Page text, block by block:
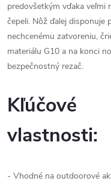
predovšetkým vďaka
čepeli. Nôž ďalej
nechcenému zatvoreniu,
materiálu G10 a na konci
bezpečnostný rezač.
Kľúčové
vlastnosti:
- Vhodné na outdoorové